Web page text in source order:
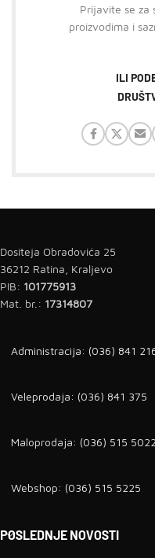
Prijavite se za
proizvodima i
ILI
Dositeja Obradovića 25
36212 Ratina, Kraljevo
PIB: 101775913
Mat. br.: 17314807
Administracija: (036) 841
Veleprodaja: (036) 841 375
Maloprodaja: (036) 515 5022
Webshop: (036) 515 5225
POSLEDNJE NOVOSTI